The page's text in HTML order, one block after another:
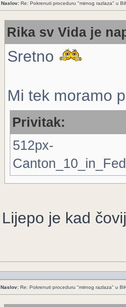
Naslov: Re: Pokrenuti proceduru "mirnog razlaza" u
Rika sv Vida je
Sretno
Mi tek moramo
Privitak:
512px-
Lijepo je kad
Naslov: Re: Pokrenuti proceduru "mirnog razlaza" u